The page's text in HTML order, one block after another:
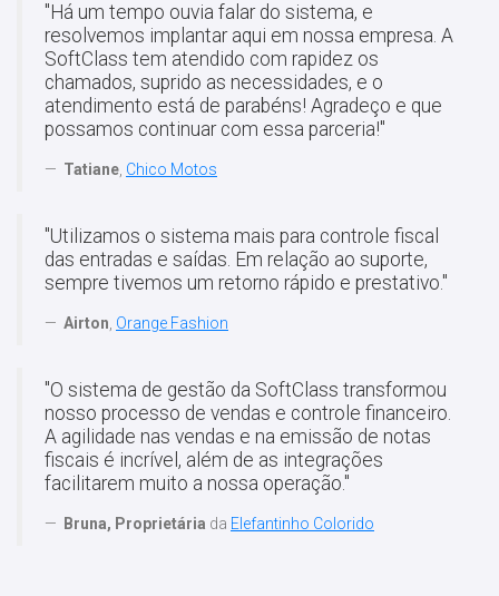
"Há um tempo ouvia falar do sistema, e
resolvemos implantar aqui em nossa empresa. A
SoftClass tem atendido com rapidez os
chamados, suprido as necessidades, e o
atendimento está de parabéns! Agradeço e que
possamos continuar com essa parceria!"
Tatiane Chico Motos
"Utilizamos o sistema mais para controle fiscal
das entradas e saídas. Em relação ao suporte,
sempre tivemos um retorno rápido e prestativo."
Airton Orange Fashion
"O sistema de gestão da SoftClass transformou
nosso processo de vendas e controle financeiro.
A agilidade nas vendas e na emissão de notas
fiscais é incrível, além de as integrações
facilitarem muito a nossa operação."
Bruna, Proprietária da Elefantinho Colorido